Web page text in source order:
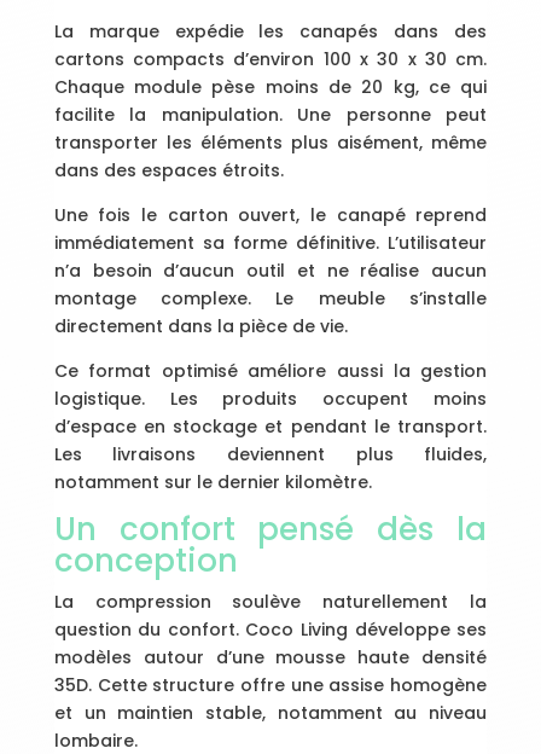
La marque expédie les canapés dans des
cartons compacts d’environ 100 x 30 x 30 cm.
Chaque module pèse moins de 20 kg, ce qui
facilite la manipulation. Une personne peut
transporter les éléments plus aisément, même
dans des espaces étroits.
Une fois le carton ouvert, le canapé reprend
immédiatement sa forme définitive. L’utilisateur
n’a besoin d’aucun outil et ne réalise aucun
montage complexe. Le meuble s’installe
directement dans la pièce de vie.
Ce format optimisé améliore aussi la gestion
logistique. Les produits occupent moins
d’espace en stockage et pendant le transport.
Les livraisons deviennent plus fluides,
notamment sur le dernier kilomètre.
Un confort pensé dès la
conception
La compression soulève naturellement la
question du confort. Coco Living développe ses
modèles autour d’une mousse haute densité
35D. Cette structure offre une assise homogène
et un maintien stable, notamment au niveau
lombaire.